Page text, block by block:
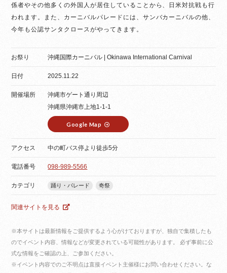
係者やその他多くの外国人が居住していることから、日米対抗戦も行
われます。また、カーニバルパレードには、サンバカーニバルの他、
今年も公認サンタクロースがやってきます。
お祭り 沖縄国際カーニバル | Okinawa International Carnival
日付 2025.11.22
開催場所
沖縄市ゲート通り周辺
沖縄県沖縄市上地1-1-1
Google Map
アクセス 中の町バス停より徒歩5分
電話番号 098-989-5566
カテゴリ 踊り・パレード 奇祭
関連サイトを見る
※本サイトは最新情報をご提供するよう心がけておりますが、独自で集積したも
のでイベント内容、情報などが変更されている可能性があります。 必ず事前に公
式な情報をご確認の上、ご参加ください。
※イベント内容でのご不明点は直接イベント主催様にお問い合わせください。な